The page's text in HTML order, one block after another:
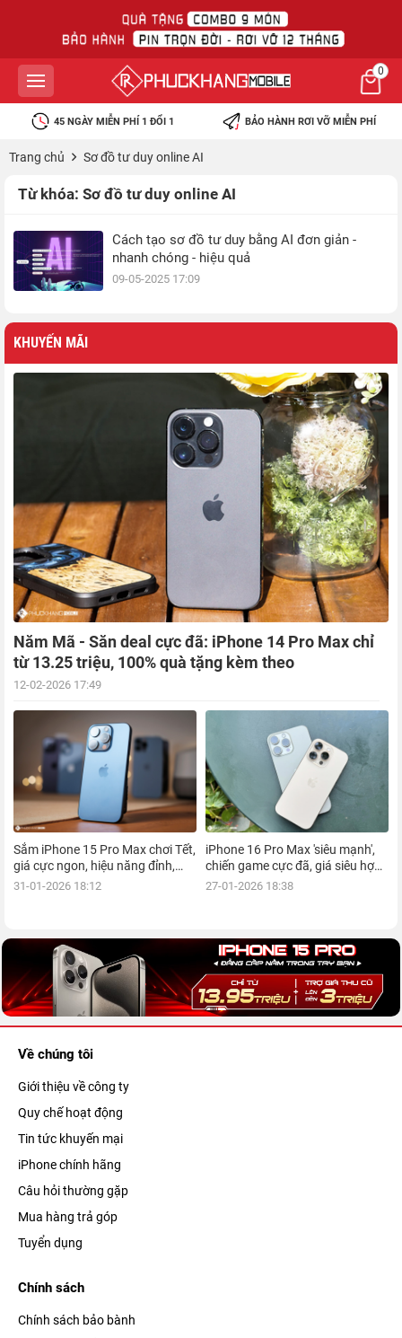
0
45 NGÀY MIỄN PHÍ 1 ĐỔI 1 BẢO HÀNH RƠI VỠ MIỄN PHÍ
Trang chủ Sơ đồ tư duy online AI
Từ khóa: Sơ đồ tư duy online AI
Cách tạo sơ đồ tư duy bằng AI đơn giản -
nhanh chóng - hiệu quả
09-05-2025 17:09
KHUYẾN MÃI
Năm Mã - Săn deal cực đã: iPhone 14 Pro Max chỉ
từ 13.25 triệu, 100% quà tặng kèm theo
12-02-2026 17:49
Sắm iPhone 15 Pro Max chơi Tết,
giá cực ngon, hiệu năng đỉnh,
kèm nhiều ưu đãi, mua ngay!
31-01-2026 18:12
iPhone 16 Pro Max 'siêu mạnh',
chiến game cực đã, giá siêu hợp
lý, mua ngay!
27-01-2026 18:38
Về chúng tôi
Giới thiệu về công ty
Quy chế hoạt động
Tin tức khuyến mại
iPhone chính hãng
Câu hỏi thường gặp
Mua hàng trả góp
Tuyển dụng
Chính sách
Chính sách bảo bành